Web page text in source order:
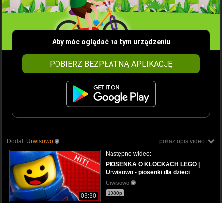
Aby móc oglądać na tym urządzeniu
POBIERZ BEZPŁATNĄ APLIKACJĘ
pokaż opis video
Dodał: Urwisowo
03:30
Następne wideo:
PIOSENKA O KLOCKACH LEGO |
Urwisowo - piosenki dla dzieci
Urwisowo
1080p